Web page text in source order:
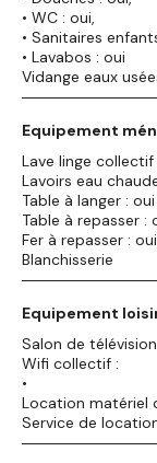
• WC : oui,
• Sanitaires
• Lavabos : oui
Vidange eaux
Equipement
Lave linge collectif
Lavoirs eau
Table à langer : oui
Table à repasser :
Fer à repasser : oui
Blanchisserie
Equipement
Salon de
Wifi collectif :
•
Location matériel
Service de